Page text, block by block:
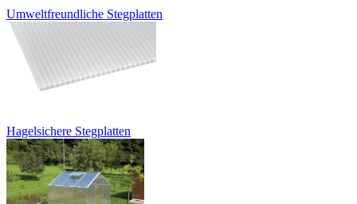
Umweltfreundliche Stegplatten
Hagelsichere Stegplatten